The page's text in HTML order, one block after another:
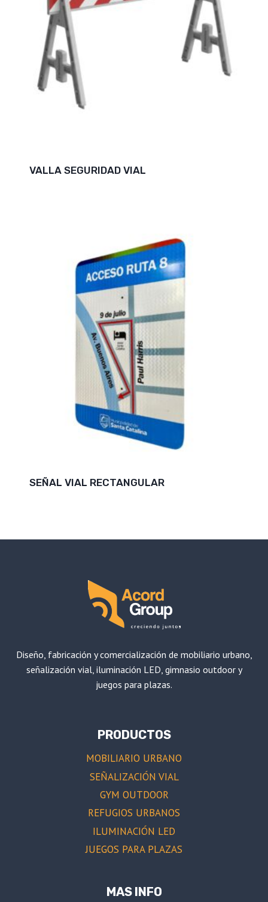
VALLA SEGURIDAD VIAL
SEÑAL VIAL RECTANGULAR
Diseño, fabricación y comercialización de mobiliario urbano,
señalización vial, iluminación LED, gimnasio outdoor y
juegos para plazas.
PRODUCTOS
MOBILIARIO URBANO
SEÑALIZACIÓN VIAL
GYM OUTDOOR
REFUGIOS URBANOS
ILUMINACIÓN LED
JUEGOS PARA PLAZAS
MAS INFO